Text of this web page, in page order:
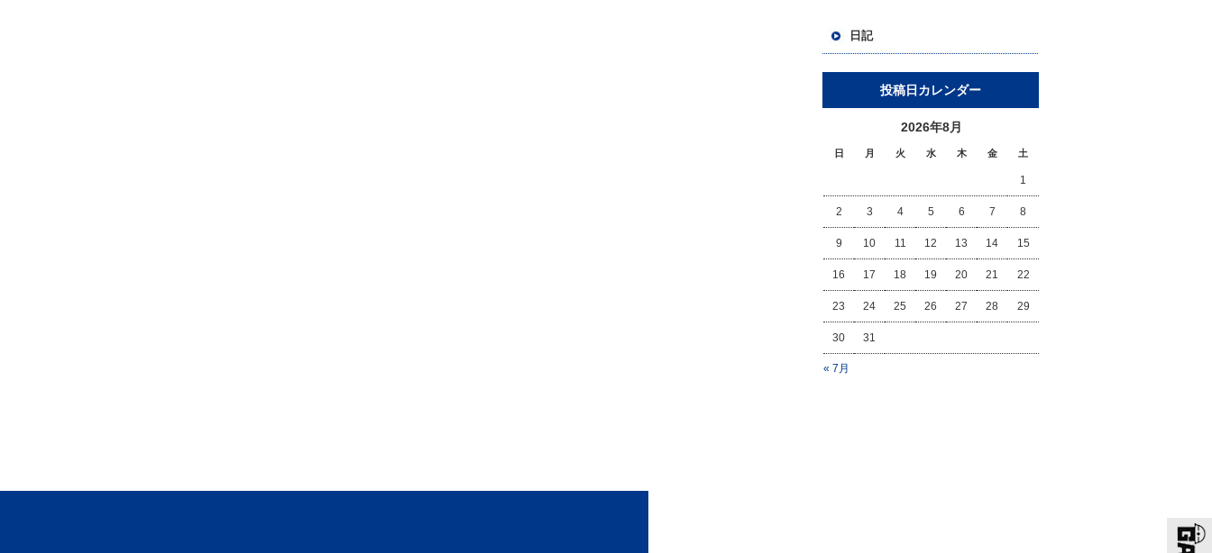
日記
投稿日カレンダー
2026年8月
日 月 火 水 木 金 土
« 7月
1
2 3 4 5 6 7 8
9 10 11 12 13 14 15
16 17 18 19 20 21 22
23 24 25 26 27 28 29
30 31